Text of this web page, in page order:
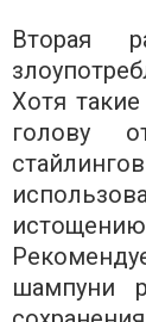
Вторая
Хотя
голову
шампуни